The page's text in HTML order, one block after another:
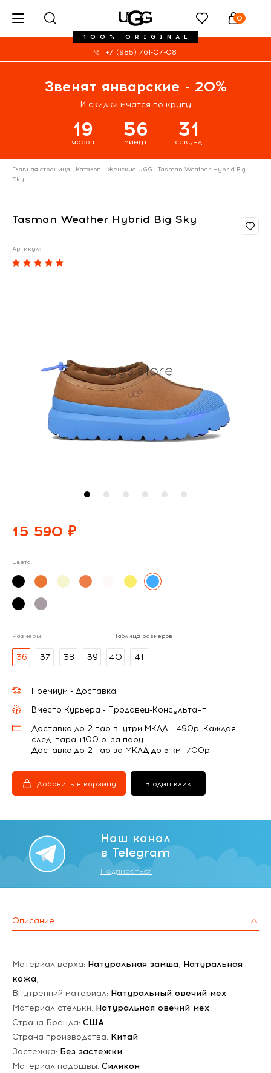
100% ORIGINAL
0
+7 (985) 761-07-08
Звенят январские - 20%
И скидки мчатся по кругу
19
часов
56
минут
31
секунд
Главная страница— Каталог— Женские UGG—Tasman Weather Hybrid Big
Sky
Tasman Weather Hybrid Big Sky
Артикул:
15 590 ₽
Цвета:
Размеры: Таблица размеров
36 37 38 39 40 41
Премиум - Доставка!
Вместо Курьера - Продавец-Консультант!
Доставка до 2 пар внутри МКАД - 490р. Каждая
след. пара +100 р. за пару.
Доставка до 2 пар за МКАД до 5 км -700р.
Добавить в корзину В один клик
Наш канал
в Telegram
Подписаться
Описание
Материал верха: Натуральная замша, Натуральная
кожа,
Внутренний материал: Натуральный овечий мех
Материал стельки: Натуральная овечий мех
Страна Бренда: США
Страна производства: Китай
Застежка: Без застежки
Материал подошвы: Силикон